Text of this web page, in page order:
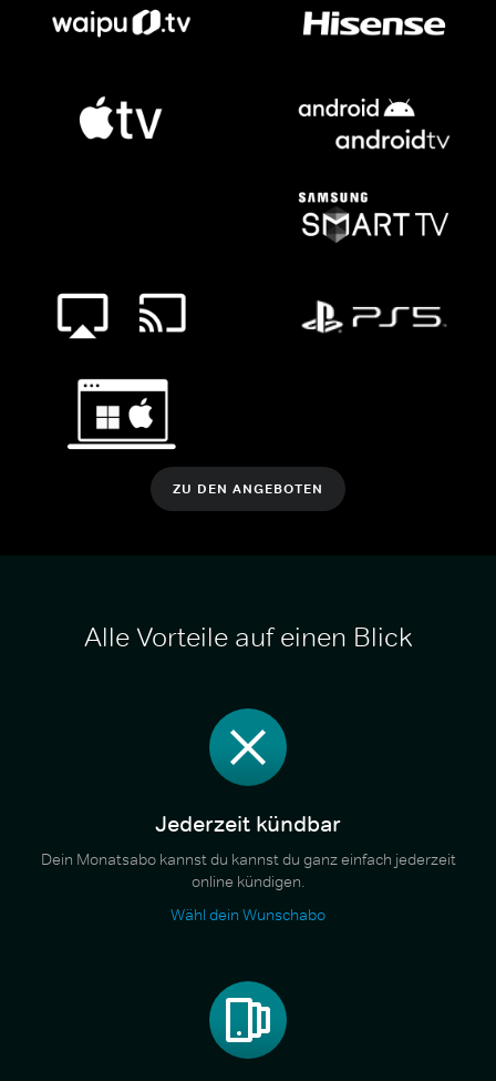
ZU DEN ANGEBOTEN
Alle Vorteile auf einen Blick
Jederzeit kündbar
Dein Monatsabo kannst du kannst du ganz einfach jederzeit
online kündigen.
Wähl dein Wunschabo